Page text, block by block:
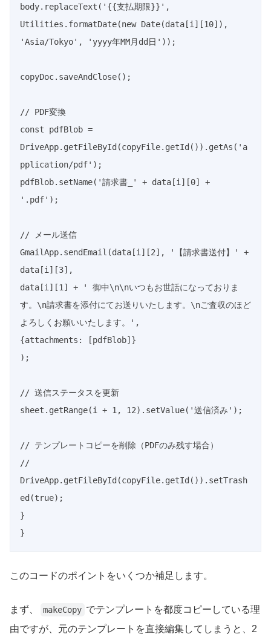
body.replaceText('{{支払期限}}',
Utilities.formatDate(new Date(data[i][10]),
'Asia/Tokyo', 'yyyy年MM月dd日'));
copyDoc.saveAndClose();
// PDF変換
const pdfBlob =
DriveApp.getFileById(copyFile.getId()).getAs('a
pplication/pdf');
pdfBlob.setName('請求書_' + data[i][0] +
'.pdf');
// メール送信
GmailApp.sendEmail(data[i][2], '【請求書送付】' +
data[i][3],
data[i][1] + ' 御中\n\nいつもお世話になっておりま
す。\n請求書を添付にてお送りいたします。\nご査収のほど
よろしくお願いいたします。',
{attachments: [pdfBlob]}
);
// 送信ステータスを更新
sheet.getRange(i + 1, 12).setValue('送信済み');
// テンプレートコピーを削除（PDFのみ残す場合）
//
DriveApp.getFileById(copyFile.getId()).setTrash
ed(true);
}
}
このコードのポイントをいくつか補足します。
まず、 makeCopy でテンプレートを都度コピーしている理
由ですが、元のテンプレートを直接編集してしまうと、2